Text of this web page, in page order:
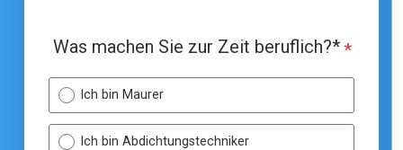
Was machen Sie zur Zeit beruflich?**
Ich bin Maurer
Ich bin Abdichtungstechniker